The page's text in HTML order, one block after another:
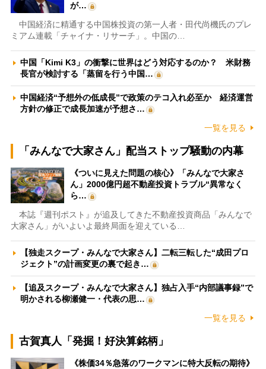
が…
中国経済に精通する中国株投資の第一人者・田代尚機氏のプレ
ミアム連載「チャイナ・リサーチ」。中国の…
中国「Kimi K3」の衝撃に世界はどう対応するのか？ 米財務
長官が検討する「蒸留を行う中国…
中国経済“予想外の低成長”で政策のテコ入れ必至か 経済運営
方針の修正で成長加速が予想さ…
一覧を見る
「みんなで大家さん」配当ストップ騒動の内幕
《ついに見えた問題の核心》「みんなで大家さ
ん」2000億円超不動産投資トラブル“異常なく
ら…
本誌『週刊ポスト』が追及してきた不動産投資商品「みんなで
大家さん」がいよいよ最終局面を迎えている…
【独走スクープ・みんなで大家さん】二転三転した“成田プロ
ジェクト”の計画変更の裏で起き…
【追及スクープ・みんなで大家さん】独占入手“内部議事録”で
明かされる柳瀬健一・代表の思…
一覧を見る
古賀真人「発掘！好決算銘柄」
《株価34％急落のワークマンに特大反転の期待》